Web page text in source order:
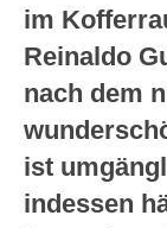
im
Reinaldo
nach dem
ist
indessen